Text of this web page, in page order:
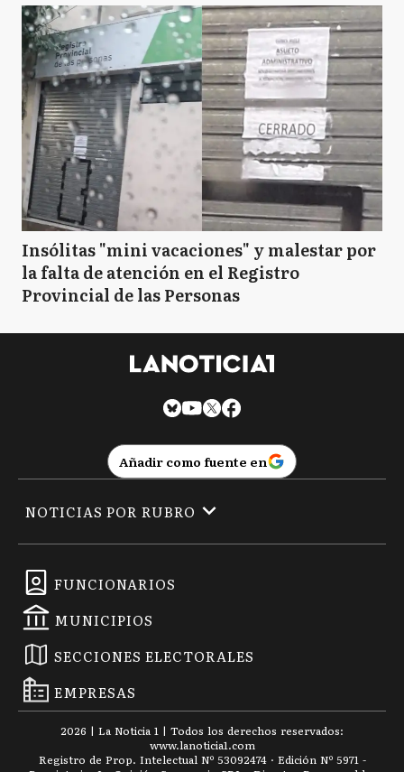
Insólitas "mini vacaciones" y malestar por
la falta de atención en el Registro
Provincial de las Personas
Añadir como fuente en
FUNCIONARIOS
MUNICIPIOS
SECCIONES ELECTORALES
EMPRESAS
NOTICIAS POR RUBRO
2026 | La Noticia 1 | Todos los derechos reservados:
www.lanoticia1.com
Registro de Prop. Intelectual Nº 53092474 · Edición Nº 5971 -